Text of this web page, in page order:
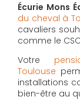
Écurie Mons
du cheval à
cavaliers
comme le
Votre
Toulouse
installations
bien-être au